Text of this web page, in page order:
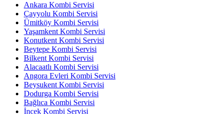
Ankara Kombi Servisi
Çayyolu Kombi Servisi
Ümitköy Kombi Servisi
Yaşamkent Kombi Servisi
Konutkent Kombi Servisi
Beytepe Kombi Servisi
Bilkent Kombi Servisi
Alacaatlı Kombi Servisi
Angora Evleri Kombi Servisi
Beysukent Kombi Servisi
Dodurga Kombi Servisi
Bağlıca Kombi Servisi
İncek Kombi Servisi